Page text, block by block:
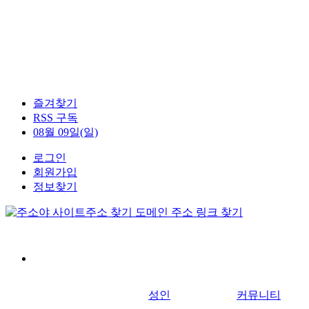
즐겨찾기
RSS 구독
08월 09일(일)
로그인
회원가입
정보찾기
성인 커뮤니티